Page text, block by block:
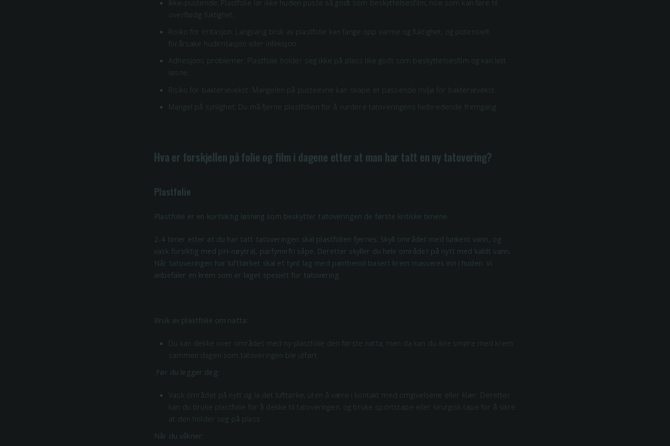
Ikke-pustende: Plastfolie lar ikke huden puste så godt som beskyttelsesfilm, noe som kan føre til
overflødig fuktighet.
Risiko for irritasjon: Langvarig bruk av plastfolie kan fange opp varme og fuktighet, og potensielt
forårsake hudirritasjon eller infeksjon.
Adhesjons problemer: Plastfolie holder seg ikke på plass like godt som beskyttelsesfilm og kan lett
løsne.
Risiko for bakterievekst: Mangelen på pusteevne kan skape et passende miljø for bakterievekst.
Mangel på synlighet: Du må fjerne plastfolien for å vurdere tatoveringens helbredende fremgang.
Hva er forskjellen på folie og film i dagene etter at man har tatt en ny tatovering?
Plastfolie
Plastfolie er en kortsiktig løsning som beskytter tatoveringen de første kritiske timene.
2-4 timer etter at du har tatt tatoveringen skal plastfolien fjernes. Skyll området med lunkent vann, og
vask forsiktig med pH-nøytral, parfymefri såpe. Deretter skyller du hele området på nytt med kaldt vann.
Når tatoveringen har lufttørket skal et tynt lag med panthenol basert krem masseres inn i huden. Vi
anbefaler en krem som er laget spesielt for tatovering.
Bruk av plastfolie om natta:
Du kan dekke over området med ny plastfolie den første natta, men da kan du ikke smøre med krem
sammen dagen som tatoveringen ble utført.
Før du legger deg:
Vask området på nytt og la det lufttørke, uten å være i kontakt med omgivelsene eller klær. Deretter
kan du bruke plastfolie for å dekke til tatoveringen, og bruke sportstape eller kirurgisk tape for å sikre
at den holder seg på plass
Når du våkner: